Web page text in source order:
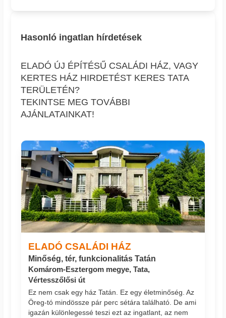
Hasonló ingatlan hírdetések
ELADÓ ÚJ ÉPÍTÉSŰ CSALÁDI HÁZ, VAGY
KERTES HÁZ HIRDETÉST KERES TATA
TERÜLETÉN?
TEKINTSE MEG TOVÁBBI
AJÁNLATAINKAT!
ELADÓ CSALÁDI HÁZ
Minőség, tér, funkcionalitás Tatán
Komárom-Esztergom megye, Tata,
Vértesszőlősi út
Ez nem csak egy ház Tatán. Ez egy életminőség. Az
Öreg-tó mindössze pár perc sétára található. De ami
igazán különlegessé teszi ezt az ingatlant, az nem